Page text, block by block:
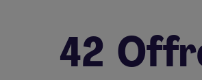
42